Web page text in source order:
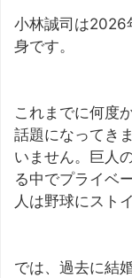
小林誠司は2026
身です。
これまでに何度
話題になってき
いません。巨人
る中でプライベ
人は野球にスト
では、過去に結